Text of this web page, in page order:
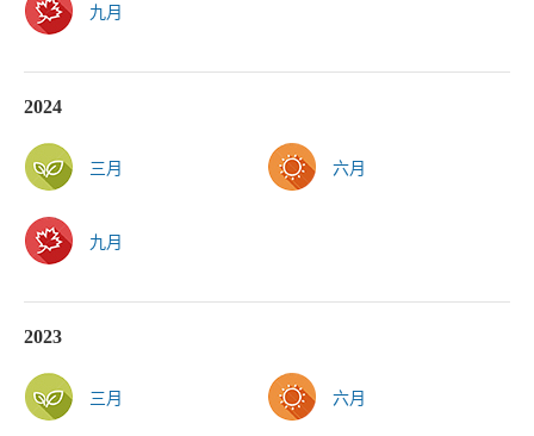
九月
2024
三月 六月
九月
2023
三月 六月